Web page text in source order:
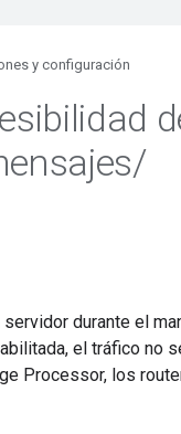
y configuración
/
durante el
el tráfico no
Processor, los